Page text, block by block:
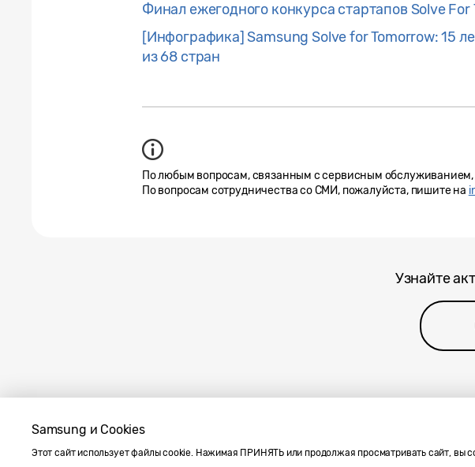
Samsung и Cookies
Этот сайт использует файлы cookie. Нажимая ПРИНЯТЬ или продолжая просматривать сайт, вы
Финал ежегодного конкурса стартапов Solve
[Инфографика] Samsung Solve for Tomorrow: 15
из 68 стран
По любым вопросам, связанным с сервисным
По вопросам сотрудничества со СМИ, пожалуйста, пишите на
Узнайте